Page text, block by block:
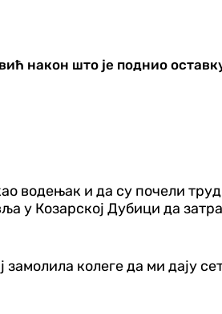
након што је поднио
водењак и да су почели
у Козарској Дубици да
колеге да ми дају